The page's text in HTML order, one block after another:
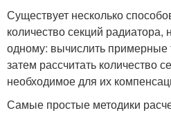
Существует несколько
количество секций радиатора,
одному: вычислить примерные
затем рассчитать количество
необходимое для их
Самые простые методики